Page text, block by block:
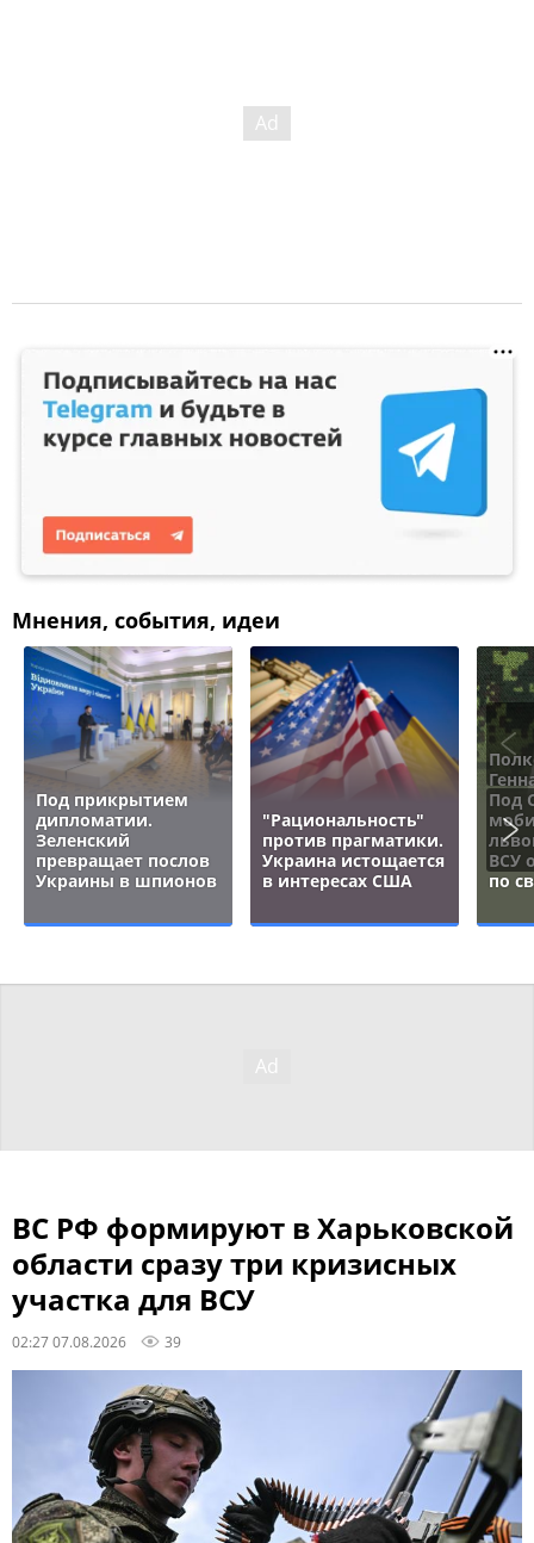
Мнения, события, идеи
Под прикрытием
дипломатии.
Зеленский
превращает послов
Украины в шпионов
"Рациональность"
против прагматики.
Украина истощается
в интересах США
Под
ВСУ
по
ВС РФ формируют в Харьковской
области сразу три кризисных
участка для ВСУ
02:27 07.08.2026 39